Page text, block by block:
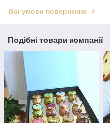
Всі умови повернення
Подібні товари компанії